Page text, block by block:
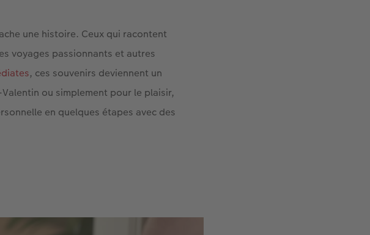
une histoire. Ceux qui racontent
voyages passionnants et autres
, ces souvenirs deviennent un
ou simplement pour le plaisir,
en quelques étapes avec des